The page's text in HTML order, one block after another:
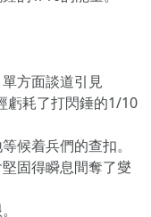
方面談道引見
虧耗了打閃錘的1/10
候着兵們的查扣。
固得瞬息間奪了燮